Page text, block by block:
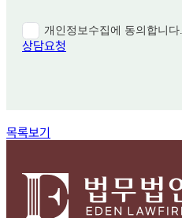
개인정보수집에 동의합니다.
상담요청
목록보기